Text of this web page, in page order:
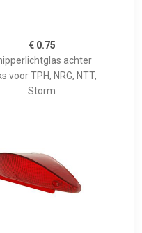
€ 0.75
achter
voor TPH, NRG, NTT,
Storm